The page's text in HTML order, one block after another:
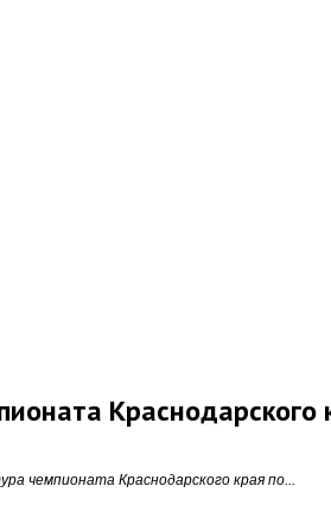
Краснодарского
чемпионата Краснодарского края по...